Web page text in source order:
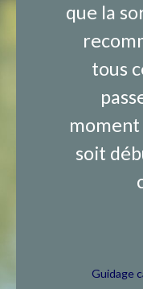
que la
tous
moment
soit
Guidage